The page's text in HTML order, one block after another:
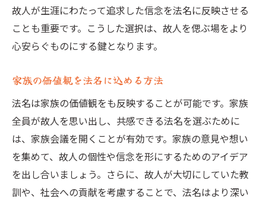
故人が生涯にわたって追求した信念を法名に反映させる
ことも重要です。こうした選択は、故人を偲ぶ場をより
心安らぐものにする鍵となります。
家族の価値観を法名に込める方法
法名は家族の価値観をも反映することが可能です。家族
全員が故人を思い出し、共感できる法名を選ぶために
は、家族会議を開くことが有効です。家族の意見や想い
を集めて、故人の個性や信念を形にするためのアイデア
を出し合いましょう。さらに、故人が大切にしていた教
訓や、社会への貢献を考慮することで、法名はより深い